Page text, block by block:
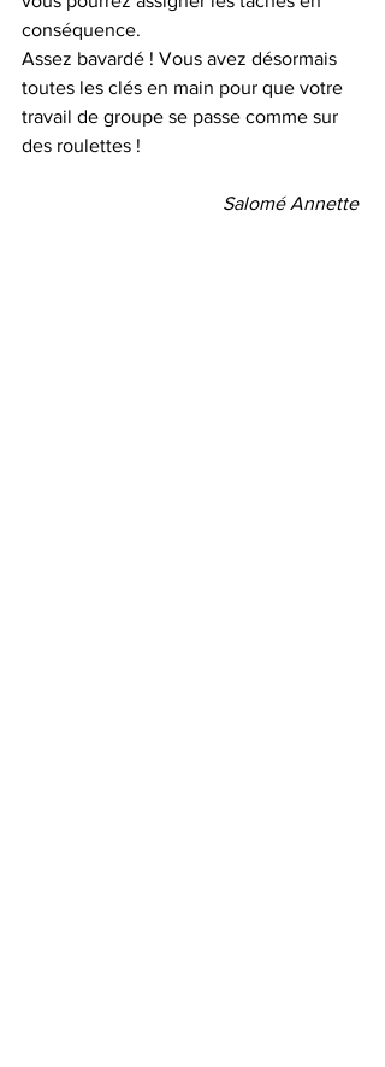
conséquence.
Assez bavardé ! Vous avez désormais
toutes les clés en main pour que votre
travail de groupe se passe comme sur
des roulettes !
Salomé Annette